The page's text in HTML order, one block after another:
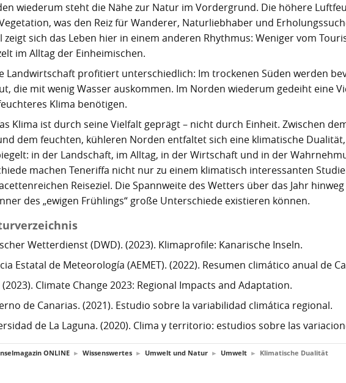
wiederum steht die Nähe zur Natur im Vordergrund. Die höhere
was den Reiz für Wanderer, Naturliebhaber und
zeigt sich das Leben hier in einem anderen Rhythmus: Weniger vom
im Alltag der Einheimischen.
Landwirtschaft profitiert unterschiedlich: Im trockenen Süden werden
die mit wenig Wasser auskommen. Im Norden wiederum gedeiht eine
Klima benötigen.
Klima ist durch seine Vielfalt geprägt – nicht durch Einheit. Zwischen
dem feuchten, kühleren Norden entfaltet sich eine klimatische
in der Landschaft, im Alltag, in der Wirtschaft und in der
machen Teneriffa nicht nur zu einem klimatisch interessanten
Reiseziel. Die Spannweite des Wetters über das Jahr
des „ewigen Frühlings“ große Unterschiede existieren können.
Wetterdienst (DWD). (2023). Klimaprofile: Kanarische Inseln.
Estatal de Meteorología (AEMET). (2022). Resumen climático anual de
(2023). Climate Change 2023: Regional Impacts and Adaptation.
de Canarias. (2021). Estudio sobre la variabilidad climática regional.
de La Laguna. (2020). Clima y territorio: estudios sobre las
ONLINE ► Wissenswertes ► Umwelt und Natur ► Umwelt ► Klimatische Dualität